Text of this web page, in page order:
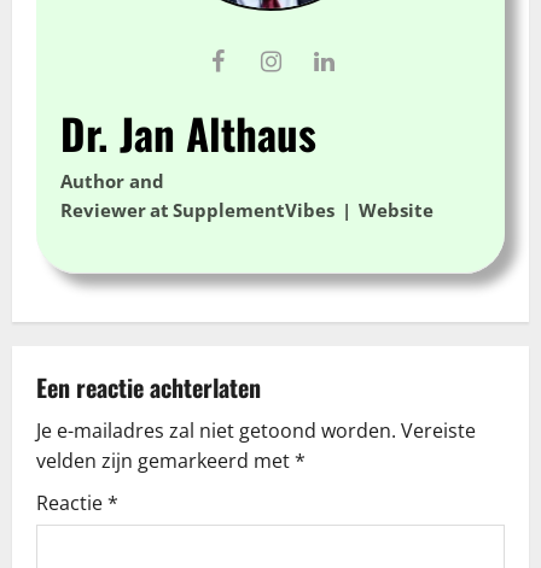
Dr. Jan Althaus
Author and
Reviewerat SupplementVibes | Website
Een reactie achterlaten
Je e-mailadres zal niet getoond worden. Vereiste
velden zijn gemarkeerd met*
Reactie*